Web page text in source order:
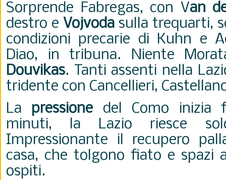
Sorprende Fabregas, con Van
destro e Vojvoda sulla trequarti,
condizioni precarie di Kuhn e
Diao, in tribuna. Niente
Douvikas. Tanti assenti nella
tridente con Cancellieri,
La pressionedel Como inizia
minuti, la Lazio riesce
Impressionante il recupero
casa, che tolgono fiato e spazi
ospiti.